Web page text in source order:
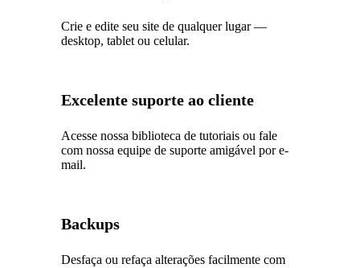
Crie e edite seu site de qualquer lugar —
desktop, tablet ou celular.
Excelente suporte ao cliente
Acesse nossa biblioteca de tutoriais ou fale
com nossa equipe de suporte amigável por e-
mail.
Backups
Desfaça ou refaça alterações facilmente com